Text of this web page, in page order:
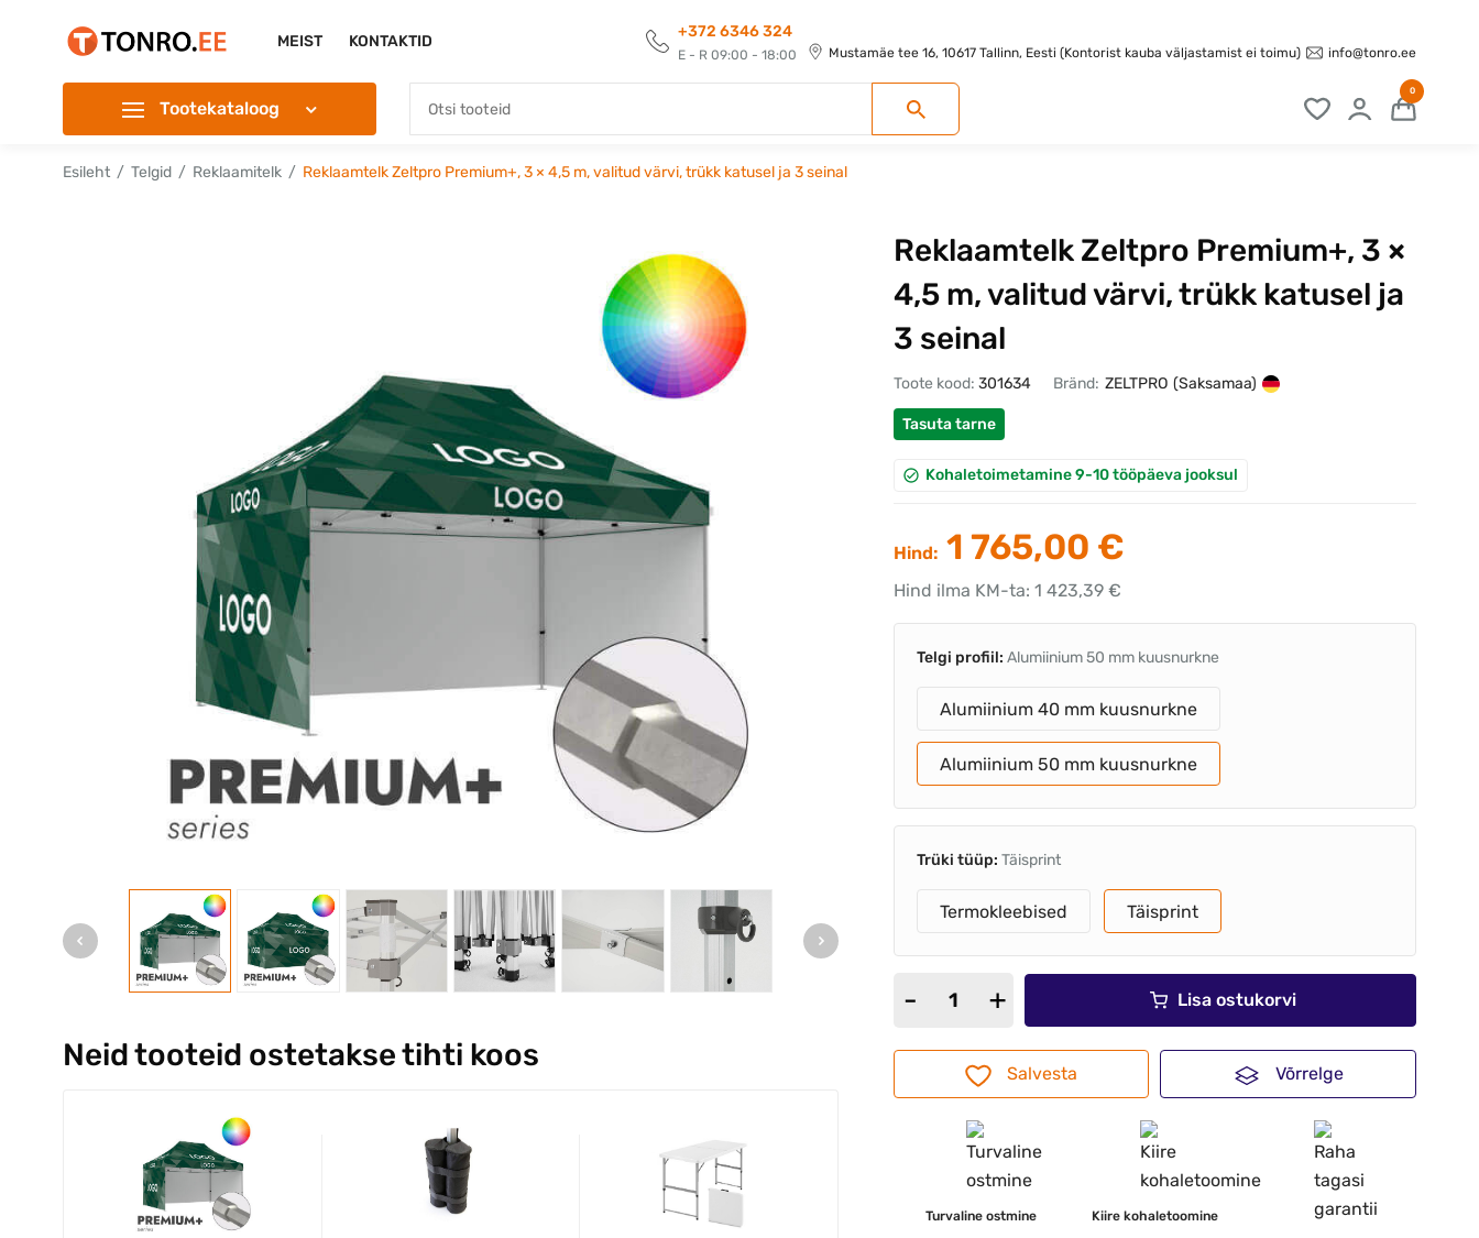
MEIST KONTAKTID
+372 6346 324
E - R 09:00 - 18:00 Mustamäe tee 16, 10617 Tallinn, Eesti (Kontorist kauba väljastamist ei toimu) info@tonro.ee
Tootekataloog
0
Esileht Telgid Reklaamitelk Reklaamtelk Zeltpro Premium+, 3 × 4,5 m, valitud värvi, trükk katusel ja 3 seinal
Neid tooteid ostetakse tihti koos
Reklaamtelk Zeltpro Premium+, 3 ×
4,5 m, valitud värvi, trükk katusel ja
3 seinal
Toote kood: 301634 Bränd: ZELTPRO (Saksamaa)
Tasuta tarne
Kohaletoimetamine 9-10 tööpäeva jooksul
Hind: 1 765,00 €
Hind ilma KM-ta: 1 423,39 €
Telgi profiil: Alumiinium 50 mm kuusnurkne
Alumiinium 40 mm kuusnurkne
Alumiinium 50 mm kuusnurkne
Trüki tüüp: Täisprint
Termokleebised Täisprint
Lisa ostukorvi
Salvesta Võrrelge
Turvaline ostmine
Kiire kohaletoomine